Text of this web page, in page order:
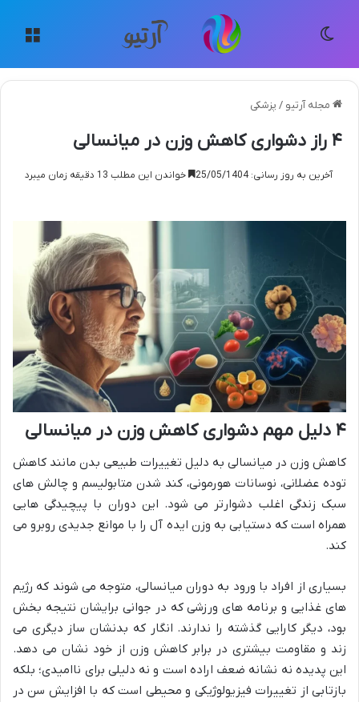
مجله آرتیو / پزشکی
۴ راز دشواری کاهش وزن در میانسالی
آخرین به روز رسانی: 25/05/1404 خواندن این مطلب 13 دقیقه زمان میبرد
۴ دلیل مهم دشواری کاهش وزن در میانسالی
کاهش وزن در میانسالی به دلیل تغییرات طبیعی بدن مانند کاهش
توده عضلانی، نوسانات هورمونی، کند شدن متابولیسم و چالش های
سبک زندگی اغلب دشوارتر می شود. این دوران با پیچیدگی هایی
همراه است که دستیابی به وزن ایده آل را با موانع جدیدی روبرو می
کند.
بسیاری از افراد با ورود به دوران میانسالی، متوجه می شوند که رژیم
های غذایی و برنامه های ورزشی که در جوانی برایشان نتیجه بخش
بود، دیگر کارایی گذشته را ندارند. انگار که بدنشان ساز دیگری می
زند و مقاومت بیشتری در برابر کاهش وزن از خود نشان می دهد.
این پدیده نه نشانه ضعف اراده است و نه دلیلی برای ناامیدی؛ بلکه
بازتابی از تغییرات فیزیولوژیکی و محیطی است که با افزایش سن در